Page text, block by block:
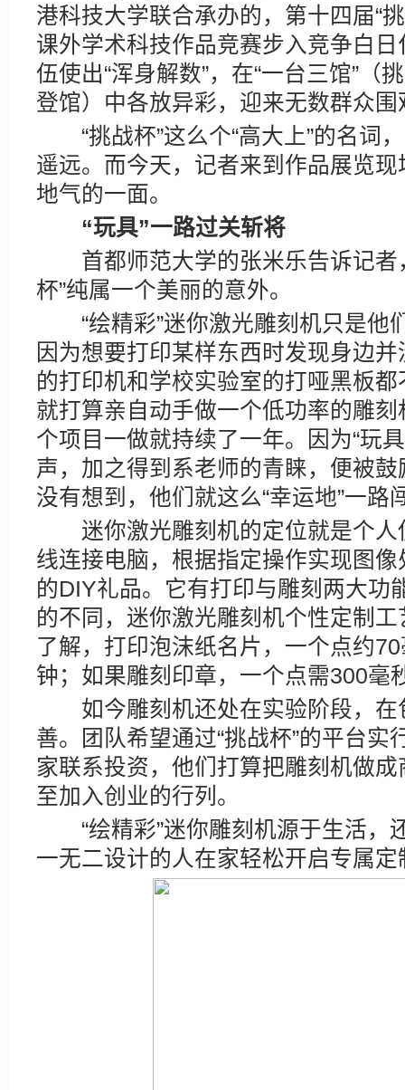
港科技大学联合承办的，第十四届“
课外学术科技作品竞赛步入竞争白
伍使出“浑身解数”，在“一台三馆”（
登馆）中各放异彩，迎来无数群众围
“挑战杯”这么个“高大上”的名词
遥远。而今天，记者来到作品展览现
地气的一面。
“玩具”一路过关斩将
首都师范大学的张米乐告诉记者
杯”纯属一个美丽的意外。
“绘精彩”迷你激光雕刻机只是他
因为想要打印某样东西时发现身边
的打印机和学校实验室的打哑黑板
就打算亲自动手做一个低功率的雕
个项目一做就持续了一年。因为“玩
声，加之得到系老师的青睐，便被鼓
没有想到，他们就这么“幸运地”一路
迷你激光雕刻机的定位就是个人
线连接电脑，根据指定操作实现图
的DIY礼品。它有打印与雕刻两大功
的不同，迷你激光雕刻机个性定制
了解，打印泡沫纸名片，一个点约
钟；如果雕刻印章，一个点需300毫
如今雕刻机还处在实验阶段，在
善。团队希望通过“挑战杯”的平台实
家联系投资，他们打算把雕刻机做
至加入创业的行列。
“绘精彩”迷你雕刻机源于生活，
一无二设计的人在家轻松开启专属定